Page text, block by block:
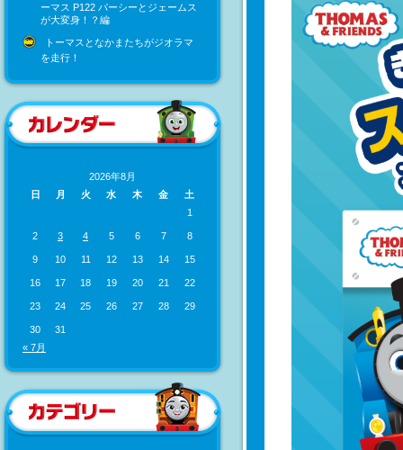
ーマス P122 パーシーとジェームス
が大変身！？編
トーマスとなかまたちがジオラマ
を走行！
2026年8月
日
月 火 水 木 金
土
1
2 3 4 5 6 7 8
9 10 11 12 13 14 15
16 17 18 19 20 21 22
23 24 25 26 27 28 29
30
31
« 7月